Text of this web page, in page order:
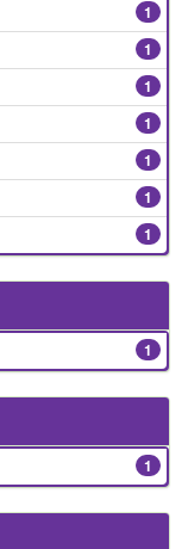
1
1
1
1
1
1
1
1
1